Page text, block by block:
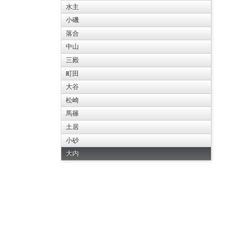
水主
小磯
落合
中山
三殿
町田
大谷
松崎
馬篠
土居
小砂
大内